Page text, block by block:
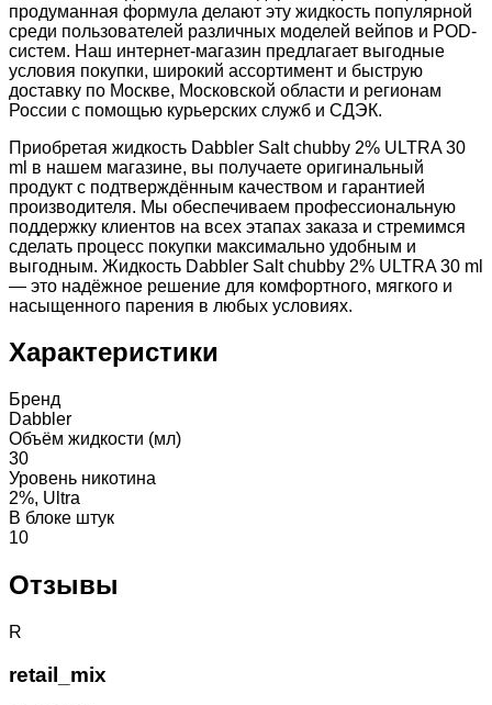
продуманная формула делают эту жидкость популярной
среди пользователей различных моделей вейпов и POD-
систем. Наш интернет-магазин предлагает выгодные
условия покупки, широкий ассортимент и быструю
доставку по Москве, Московской области и регионам
России с помощью курьерских служб и СДЭК.
Приобретая жидкость Dabbler Salt chubby 2% ULTRA 30
ml в нашем магазине, вы получаете оригинальный
продукт с подтверждённым качеством и гарантией
производителя. Мы обеспечиваем профессиональную
поддержку клиентов на всех этапах заказа и стремимся
сделать процесс покупки максимально удобным и
выгодным. Жидкость Dabbler Salt chubby 2% ULTRA 30 ml
— это надёжное решение для комфортного, мягкого и
насыщенного парения в любых условиях.
Характеристики
Бренд
Dabbler
Объём жидкости (мл)
30
Уровень никотина
2%, Ultra
В блоке штук
10
Отзывы
R
retail_mix